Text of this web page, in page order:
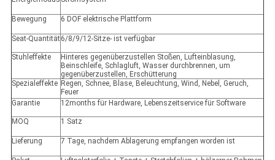
Bewegung 6 DOF elektrische Plattform
Seat-Quantität6/8/9/12-Sitze- ist verfügbar
Stuhleffekte
Hinteres gegenüberzustellen Stoßen, Lufteinblasung,
Beinschleife, Schlagluft, Wasser durchbrennen, um
gegenüberzustellen, Erschütterung
Spezialeffekte Regen, Schnee, Blase, Beleuchtung, Wind, Nebel, Geruch,
Feuer
Garantie
12months für Hardware, Lebenszeitservice für Software
MOQ 1 Satz
Lieferung 7 Tage, nachdem Ablagerung empfangen worden ist